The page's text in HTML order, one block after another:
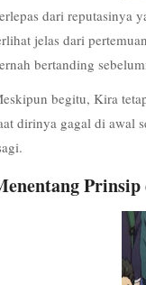
dari reputasinya
jelas dari
bertanding
begitu, Kira
dirinya gagal di awal
Prinsip